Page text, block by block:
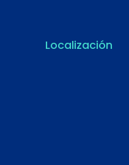
Localización